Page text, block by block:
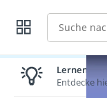
Suche
Lernen
Entdecke